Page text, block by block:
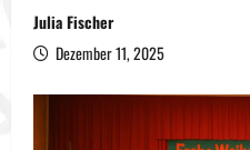
Julia Fischer
Dezember 11, 2025